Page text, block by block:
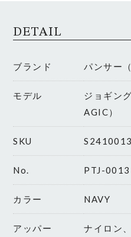
DETAIL
ブランド パンサー
モデル
ジョギン
AGIC）
SKU
No. PTJ-0013
カラー NAVY
アッパー ナイロン